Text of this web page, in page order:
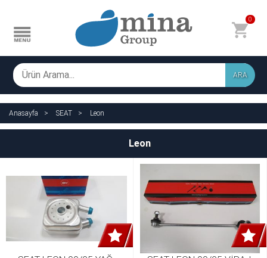
0
ARA
Anasayfa SEAT Leon
Leon